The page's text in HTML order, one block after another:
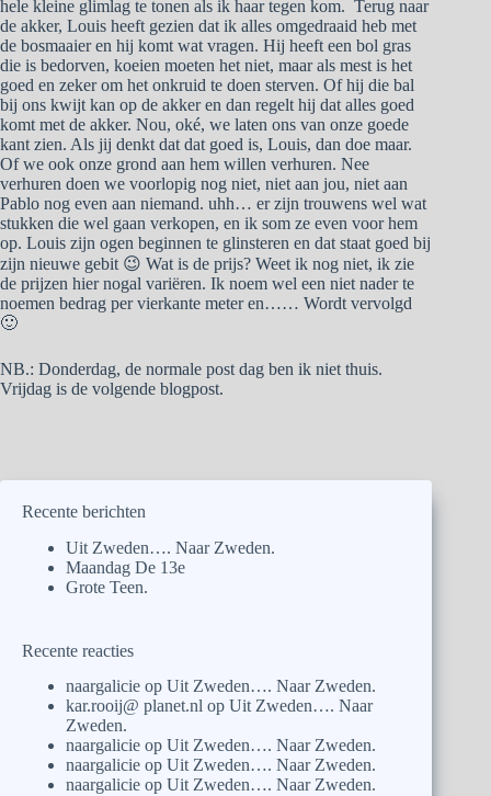
hele kleine glimlag te tonen als ik haar tegen kom. Terug naar
de akker, Louis heeft gezien dat ik alles omgedraaid heb met
de bosmaaier en hij komt wat vragen. Hij heeft een bol gras
die is bedorven, koeien moeten het niet, maar als mest is het
goed en zeker om het onkruid te doen sterven. Of hij die bal
bij ons kwijt kan op de akker en dan regelt hij dat alles goed
komt met de akker. Nou, oké, we laten ons van onze goede
kant zien. Als jij denkt dat dat goed is, Louis, dan doe maar.
Of we ook onze grond aan hem willen verhuren. Nee
verhuren doen we voorlopig nog niet, niet aan jou, niet aan
Pablo nog even aan niemand. uhh… er zijn trouwens wel wat
stukken die wel gaan verkopen, en ik som ze even voor hem
op. Louis zijn ogen beginnen te glinsteren en dat staat goed bij
zijn nieuwe gebit 😉 Wat is de prijs? Weet ik nog niet, ik zie
de prijzen hier nogal variëren. Ik noem wel een niet nader te
noemen bedrag per vierkante meter en…… Wordt vervolgd
🙂
NB.: Donderdag, de normale post dag ben ik niet thuis.
Vrijdag is de volgende blogpost.
Recente berichten
Uit Zweden…. Naar Zweden.
Maandag De 13e
Grote Teen.
Recente reacties
naargalicie op Uit Zweden…. Naar Zweden.
kar.rooij@ planet.nl op Uit Zweden…. Naar
Zweden.
naargalicie op Uit Zweden…. Naar Zweden.
naargalicie op Uit Zweden…. Naar Zweden.
naargalicie op Uit Zweden…. Naar Zweden.